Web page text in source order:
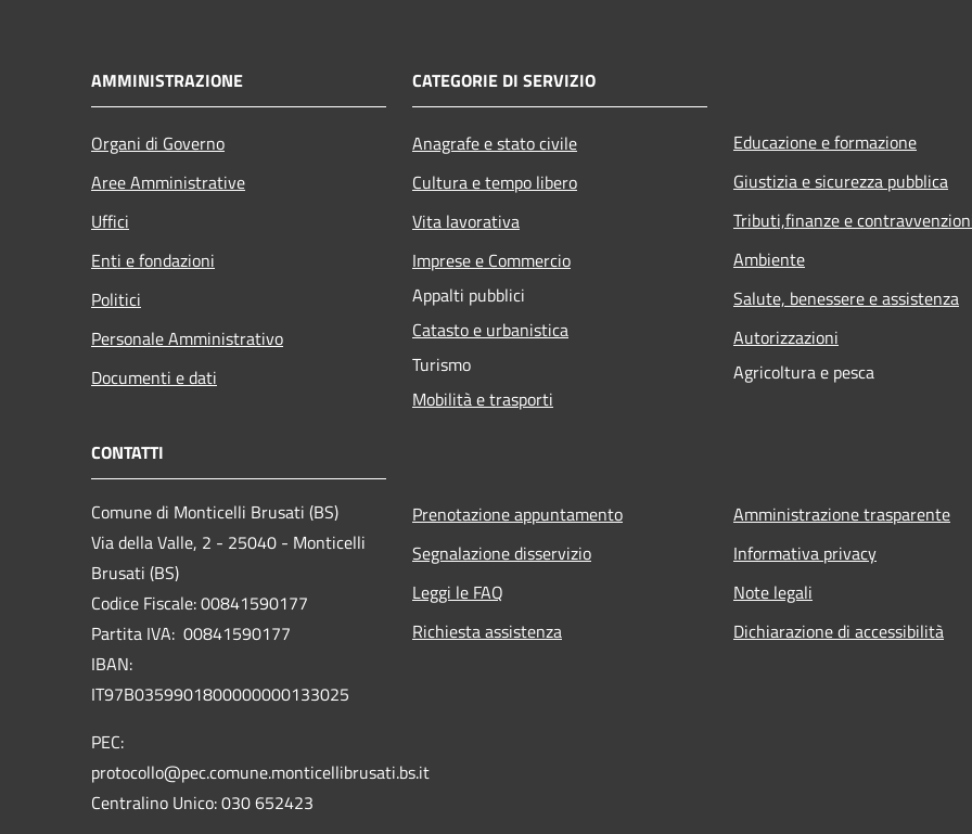
AMMINISTRAZIONE
Organi di Governo
Aree Amministrative
Uffici
Enti e fondazioni
Politici
Personale Amministrativo
Documenti e dati
CATEGORIE DI SERVIZIO
Anagrafe e stato civile
Cultura e tempo libero
Vita lavorativa
Imprese e Commercio
Appalti pubblici
Catasto e urbanistica
Turismo
Mobilità e trasporti
Educazione e formazione
Giustizia e sicurezza pubblica
Tributi,finanze e
Ambiente
Salute, benessere e assistenza
Autorizzazioni
Agricoltura e pesca
CONTATTI
Comune di Monticelli Brusati (BS)
Via della Valle, 2 - 25040 - Monticelli
Brusati (BS)
Codice Fiscale: 00841590177
Partita IVA: 00841590177
IBAN:
IT97B0359901800000000133025
PEC:
protocollo@pec.comune.monticellibrusati.bs.it
Centralino Unico: 030 652423
Prenotazione appuntamento
Segnalazione disservizio
Leggi le FAQ
Richiesta assistenza
Amministrazione trasparente
Informativa privacy
Note legali
Dichiarazione di accessibilità